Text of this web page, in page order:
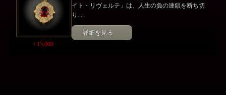
\ 15,000
イト・リヴェルテ」は、人生の負の連鎖を断ち切
り...
詳細を見る